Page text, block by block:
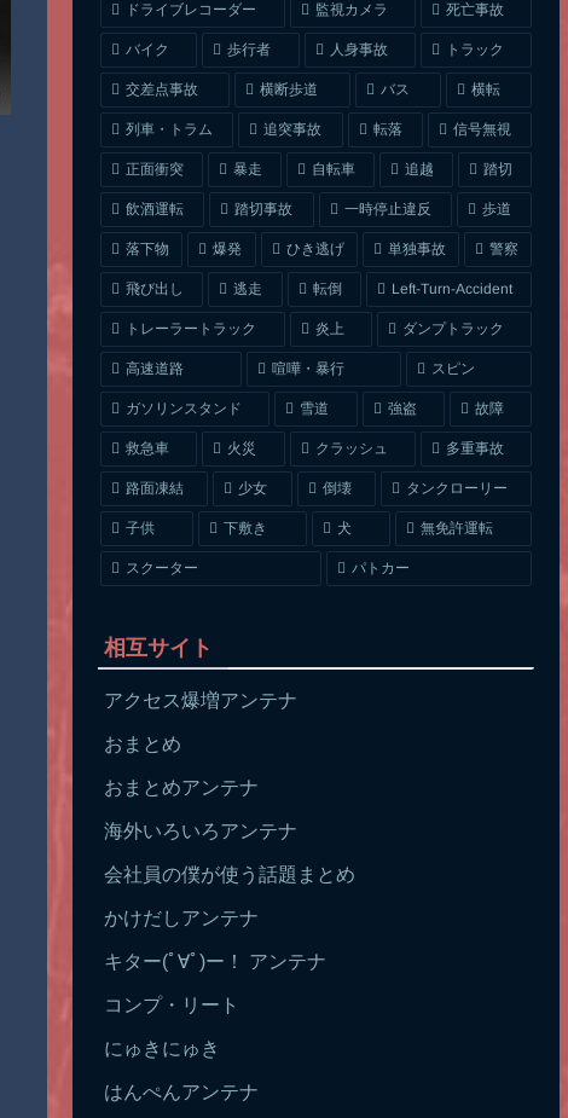
ドライブレコーダー 監視カメラ 死亡事故
バイク 歩行者 人身事故 トラック
交差点事故 横断歩道 バス 横転
列車・トラム 追突事故 転落 信号無視
正面衝突 暴走 自転車 追越 踏切
飲酒運転 踏切事故 一時停止違反 歩道
落下物 爆発 ひき逃げ 単独事故 警察
飛び出し 逃走 転倒 Left-Turn-Accident
トレーラートラック 炎上 ダンプトラック
高速道路 喧嘩・暴行 スピン
ガソリンスタンド 雪道 強盗 故障
救急車 火災 クラッシュ 多重事故
路面凍結 少女 倒壊 タンクローリー
子供 下敷き 犬 無免許運転
スクーター パトカー
相互サイト
アクセス爆増アンテナ
おまとめ
おまとめアンテナ
海外いろいろアンテナ
会社員の僕が使う話題まとめ
かけだしアンテナ
キター(ﾟ∀ﾟ)ー！ アンテナ
コンプ・リート
にゅきにゅき
はんぺんアンテナ